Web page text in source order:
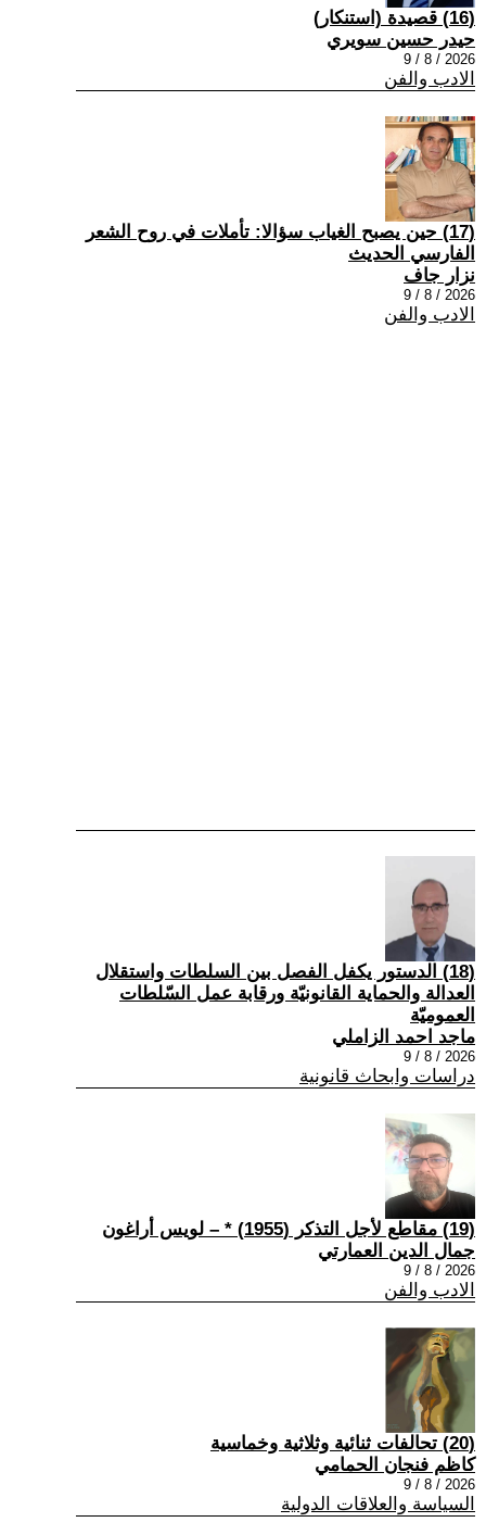
(16) قصيدة (استنكار)
حيدر حسين سويري
2026 / 8 / 9
الادب والفن
(17) حين يصبح الغياب سؤالا: تأملات في روح الشعر
الفارسي الحديث
نزار جاف
2026 / 8 / 9
الادب والفن
(18) الدستور يكفل الفصل بين السلطات واستقلال
العدالة والحماية القانونيّة ورقابة عمل السّلطات
العموميّة
ماجد احمد الزاملي
2026 / 8 / 9
دراسات وابحاث قانونية
(19) مقاطع لأجل التذكر (1955) * – لويس أراغون
جمال الدين العمارتي
2026 / 8 / 9
الادب والفن
(20) تحالفات ثنائية وثلاثية وخماسية
كاظم فنجان الحمامي
2026 / 8 / 9
السياسة والعلاقات الدولية